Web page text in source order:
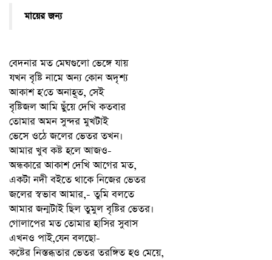
মায়ের জন্য
বেদনার মত মেঘগুলো ভেঙ্গে যায়
যখন বৃষ্টি নামে অন্য কোন অদৃশ্য
আকাশহ'তে অনাহূত, সেই
বৃষ্টিজল আমি ছুঁয়ে দেখি কতবার
তোমার অমন সুন্দর মুখটাই
ভেসে ওঠে জলের ভেতর তখন।
আমার খুব কষ্ট হলে আজও-
অন্ধকারে আকাশ দেখি আগের মত,
একটা নদী বইতে থাকে নিজের ভেতর
জলের স্বভাব আমার,- তুমি বলতে
আমার জন্মটাই ছিল তুমুল বৃষ্টির ভেতর।
গোলাপের মত তোমার হাসির সুবাস
এখনও পাই,যেন বলছো-
কষ্টের নিস্তব্ধতার ভেতর তরঙ্গিত হও মেয়ে,